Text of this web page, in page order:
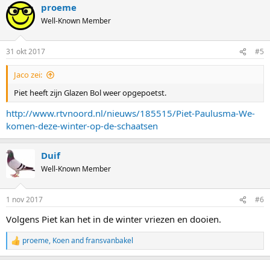
c
t
i
s
:
proeme
Well-Known Member
31 okt 2017 #5
Jaco zei:
Piet heeft zijn Glazen Bol weer opgepoetst.
http://www.rtvnoord.nl/nieuws/185515/Piet-Paulusma-We-
komen-deze-winter-op-de-schaatsen
Duif
Well-Known Member
1 nov 2017 #6
Volgens Piet kan het in de winter vriezen en dooien.
R
e
proeme, Koenandfransvanbakel